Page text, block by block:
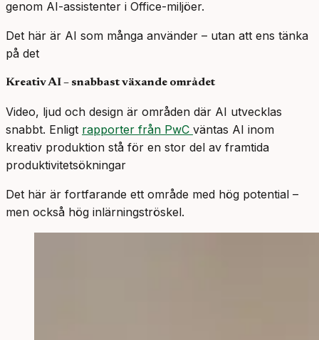
genom AI-assistenter i Office-miljöer.
Det här är AI som många använder – utan att ens tänka
på det
Kreativ AI – snabbast växande området
Video, ljud och design är områden där AI utvecklas
snabbt. Enligt rapporter från PwC väntas AI inom
kreativ produktion stå för en stor del av framtida
produktivitetsökningar
Det här är fortfarande ett område med hög potential –
men också hög inlärningströskel.